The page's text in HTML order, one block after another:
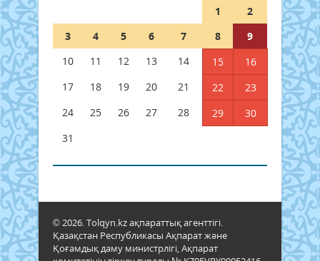
1
2
3
4 5 6 7 8
9
10
11 12 13 14 15
16
17
18 19 20 21 22
23
24
25 26 27 28 29
30
31
© 2026. Tolqyn.kz ақпараттық агенттігі.
Қазақстан Республикасы Ақпарат және
Қоғамдық даму министрлігі, Ақпарат